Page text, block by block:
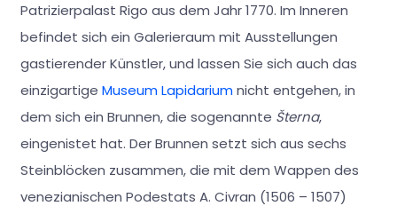
Patrizierpalast Rigo aus dem Jahr 1770. Im Inneren
befindet sich ein Galerieraum mit Ausstellungen
gastierender Künstler, und lassen Sie sich auch das
einzigartige Museum Lapidariumnicht entgehen, in
dem sich ein Brunnen, die sogenannte Šterna,
eingenistet hat. Der Brunnen setzt sich aus sechs
Steinblöcken zusammen, die mit dem Wappen des
venezianischen Podestats A. Civran (1506 – 1507)